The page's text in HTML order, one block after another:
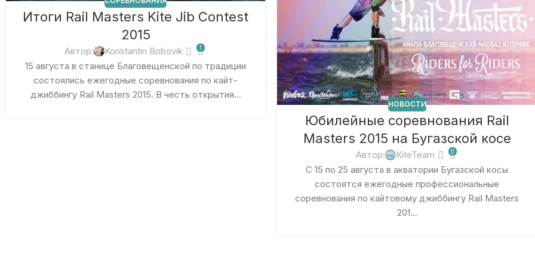
Итоги Rail Masters Kite Jib Contest
2015
Автор: Konstantin Bobovik 1
15 августа в станице Благовещенской по традиции
состоялись ежегодные соревнования по кайт-
джиббингу Rail Masters 2015. В честь открытия...
НОВОСТИ
Юбилейные соревнования Rail
Masters 2015 на Бугазской косе
Автор: KiteTeam 0
С 15 по 25 августа в акватории Бугазской косы
состоятся ежегодные профессиональные
соревнования по кайтовому джиббингу Rail Masters
201...